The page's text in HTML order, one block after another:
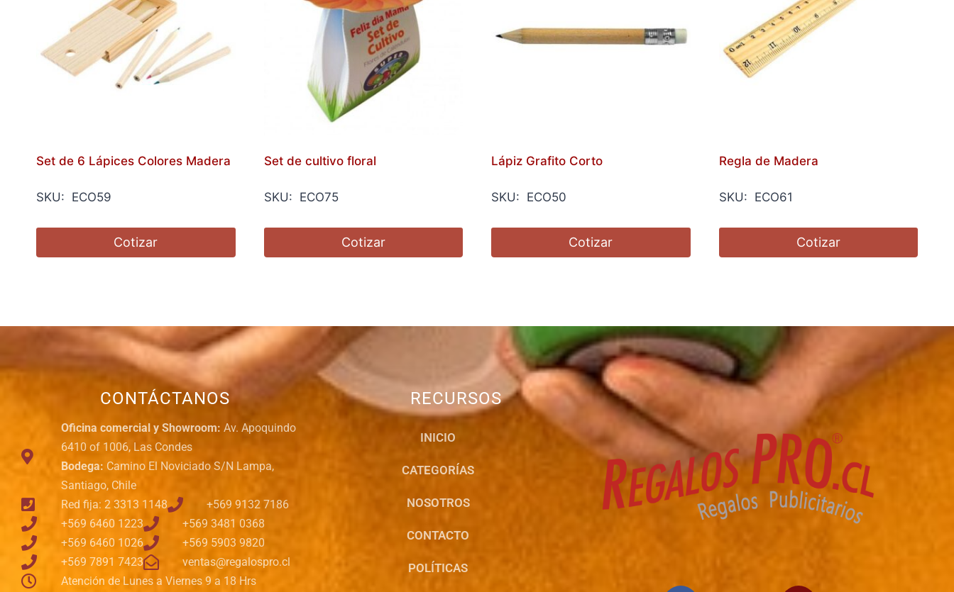
Set de 6 Lápices Colores Madera
SKU: ECO59
Cotizar
Set de cultivo floral
SKU: ECO75
Cotizar
Lápiz Grafito Corto
SKU: ECO50
Cotizar
Regla de Madera
SKU: ECO61
Cotizar
CONTÁCTANOS
Oficina comercial y Showroom: Av. Apoquindo
6410 of 1006, Las Condes
Bodega: Camino El Noviciado S/N Lampa,
Santiago, Chile
Red fija: 2 3313 1148
+569 9132 7186
+569 6460 1223
+569 3481 0368
+569 6460 1026
+569 5903 9820
+569 7891 7423
ventas@regalospro.cl
Atención de Lunes a Viernes 9 a 18 Hrs
RECURSOS
INICIO
CATEGORÍAS
NOSOTROS
CONTACTO
POLÍTICAS